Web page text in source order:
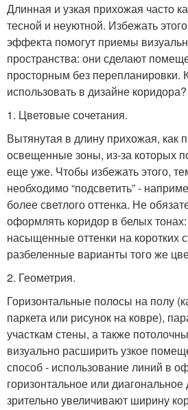
Длинная и узкая прихожая часто
тесной и неуютной. Избежать
эффекта помогут приемы
пространства: они сделают
просторным без
использовать в дизайне коридора?
1. Цветовые сочетания.
Вытянутая в длину прихожая, как
освещенные зоны, из-за которых
еще уже. Чтобы избежать этого,
необходимо “подсветить” -
более светлого оттенка. Не
оформлять коридор в белых тонах:
насыщенные оттенки на коротких
разбеленные варианты того же
2. Геометрия.
Горизонтальные полосы на полу
паркета или рисунок на ковре),
участкам стены, а также
визуально расширить узкое
способ - использование линий в
горизонтальное или
зрительно увеличивают ширину